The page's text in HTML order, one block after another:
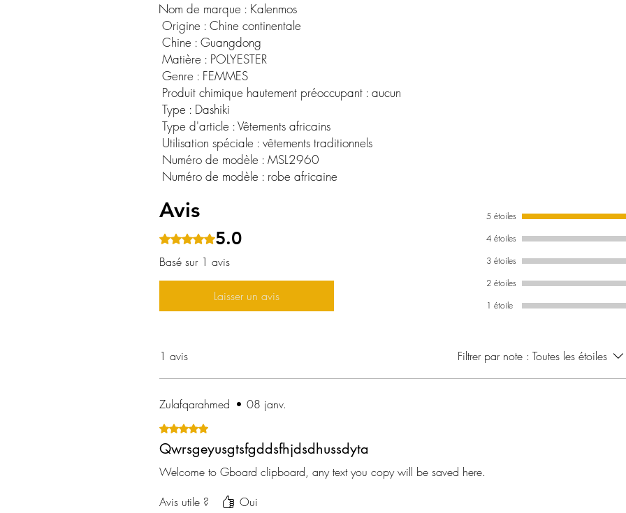
Nom de marque : Kalenmos
Origine : Chine continentale
Chine : Guangdong
Matière : POLYESTER
Genre : FEMMES
Produit chimique hautement préoccupant : aucun
Type : Dashiki
Type d'article : Vêtements africains
Utilisation spéciale : vêtements traditionnels
Numéro de modèle : MSL2960
Numéro de modèle : robe africaine
Avis
Noté 5 sur 5.5.0
Basé sur 1 avis
Laisser un avis
5 étoiles
4 étoiles
3 étoiles
2 étoiles
1 étoile
1 avis Filtrer par note : Toutes les étoiles
Zulafqarahmed • 08 janv.
Noté 5 sur 5.
Qwrsgeyusgtsfgddsfhjdsdhussdyta
Welcome to Gboard clipboard, any text you copy will be saved here.
Avis utile ?
Oui